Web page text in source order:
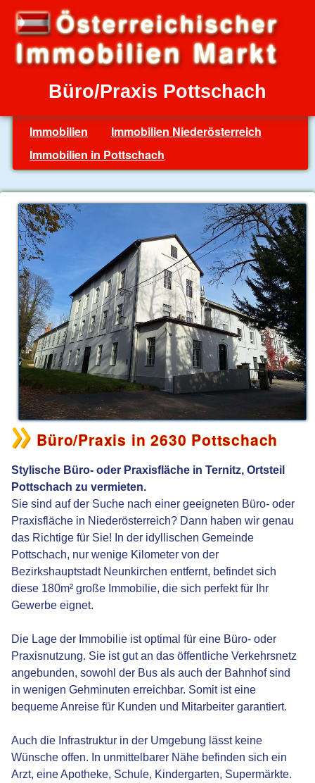
Büro/Praxis Pottschach
Immobilien
Immobilien Niederösterreich
Immobilien in Pottschach
Büro/Praxis in 2630 Pottschach
Stylische Büro- oder Praxisfläche in Ternitz, Ortsteil
Pottschach zu vermieten.
Sie sind auf der Suche nach einer geeigneten Büro- oder
Praxisfläche in Niederösterreich? Dann haben wir genau
das Richtige für Sie! In der idyllischen Gemeinde
Pottschach, nur wenige Kilometer von der
Bezirkshauptstadt Neunkirchen entfernt, befindet sich
diese 180m² große Immobilie, die sich perfekt für Ihr
Gewerbe eignet.
Die Lage der Immobilie ist optimal für eine Büro- oder
Praxisnutzung. Sie ist gut an das öffentliche Verkehrsnetz
angebunden, sowohl der Bus als auch der Bahnhof sind
in wenigen Gehminuten erreichbar. Somit ist eine
bequeme Anreise für Kunden und Mitarbeiter garantiert.
Auch die Infrastruktur in der Umgebung lässt keine
Wünsche offen. In unmittelbarer Nähe befinden sich ein
Arzt, eine Apotheke, Schule, Kindergarten, Supermärkte.